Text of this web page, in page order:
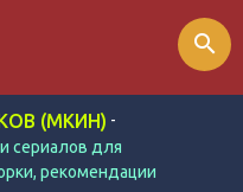
(МКИН) -
сериалов для
рекомендации
search